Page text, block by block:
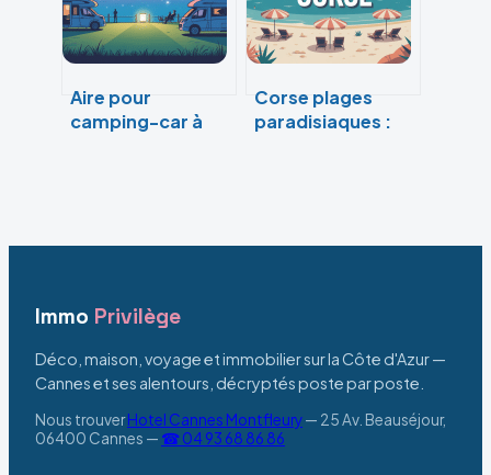
Aire pour
camping-car à
Corse plages
paradisiaques :
Immo Privilège
Déco, maison, voyage et immobilier sur la Côte d'Azur —
Cannes et ses alentours, décryptés poste par poste.
Nous trouverHotel Cannes Montfleury— 25 Av. Beauséjour,
06400 Cannes — ☎ 04 93 68 86 86